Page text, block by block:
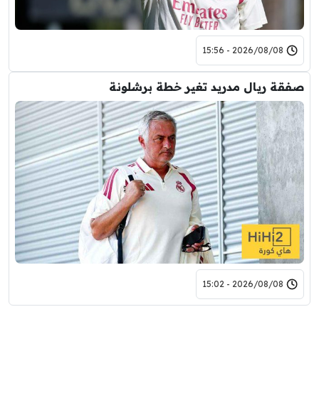
2026/08/08 - 15:56
صفقة ريال مدريد تغير خطة برشلونة
2026/08/08 - 15:02